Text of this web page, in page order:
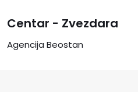
Centar - Zvezdara
Agencija Beostan